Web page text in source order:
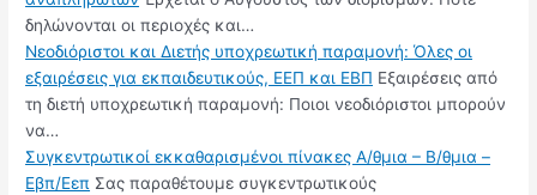
δηλώνονται οι περιοχές και…
Νεοδιόριστοι και Διετής υποχρεωτική παραμονή: Όλες οι
εξαιρέσεις για εκπαιδευτικούς, ΕΕΠ και ΕΒΠ Εξαιρέσεις από
τη διετή υποχρεωτική παραμονή: Ποιοι νεοδιόριστοι μπορούν
να…
Συγκεντρωτικοί εκκαθαρισμένοι πίνακες Α/θμια – Β/θμια –
Εβπ/Εεπ Σας παραθέτουμε συγκεντρωτικούς